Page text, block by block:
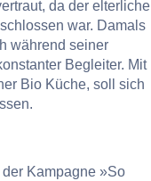
da der elterliche
war. Damals
während seiner
Begleiter. Mit
Bio Küche, soll sich
Kampagne »So